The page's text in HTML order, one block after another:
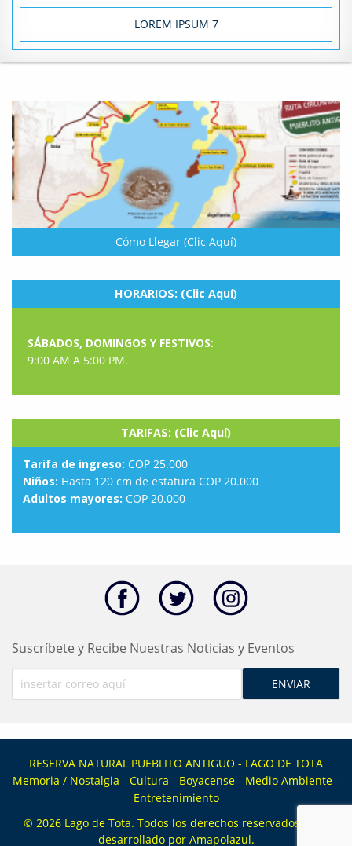
LOREM IPSUM 7
Cómo Llegar (Clic Aquí)
HORARIOS: (Clic Aquí)
SÁBADOS, DOMINGOS Y FESTIVOS:
9:00 AM A 5:00 PM.
TARIFAS: (Clic Aquí)
Tarifa de ingreso: COP 25.000
Niños: Hasta 120 cm de estatura COP 20.000
Adultos mayores: COP 20.000
Suscríbete y Recibe Nuestras Noticias y Eventos
RESERVA NATURAL PUEBLITO ANTIGUO - LAGO DE TOTA
Memoria / Nostalgia - Cultura - Boyacense - Medio Ambiente -
Entretenimiento
© 2026 Lago de Tota. Todos los derechos reservados. Sitio
desarrollado por Amapolazul.